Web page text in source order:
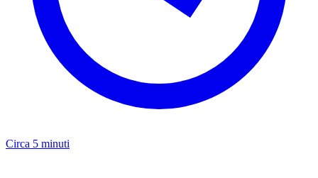
Circa 5 minuti